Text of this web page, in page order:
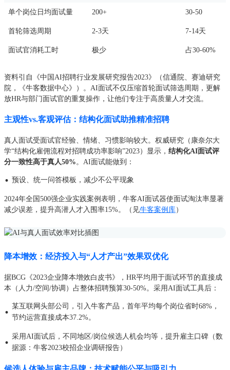
单个岗位日均面试量 200+ 30-50
首轮筛选周期 2-3天 7-14天
面试官消耗工时 极少 占30-60%
资料引自《中国AI招聘行业发展研究报告2023》（信通院、赛迪研究
院，《牛客数据中心》）。AI面试不仅压缩首轮面试筛选周期，更解
放HR与部门面试官的重复操作，让他们专注于高质量人才交流。
主观性vs.客观评估：结构化面试助推精准招聘
真人面试受面试官经验、情绪、习惯影响较大。权威研究（康奈尔大
学“结构化雇佣流程对招聘成功率影响”2023）显示， 结构化AI面试评
分一致性高于真人50%。AI面试能做到：
· 预设、统一问答模板，减少不公平现象
2024年全国500强企业实践案例表明，牛客AI面试器使面试淘汰率显著
减少误差，提升高潜人才入围率15%。（见牛客案例库）
降本增效：经济投入与“人才产出”效果双优化
据BCG《2023企业降本增效白皮书》，HR平均用于面试环节的直接成
本（人力/空间/协调）占整体招聘预算30-50%。采用AI面试工具后：
· 某互联网头部公司，引入牛客产品，首年平均每个岗位省时68%，
节约运营直接成本37.2%。
· 采用AI面试后，不同地区/岗位候选人机会均等，提升雇主口碑（数
据源：牛客2023校招企业调研报告）